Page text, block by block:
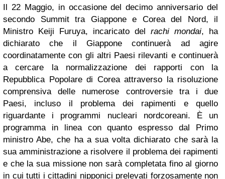
Il 22 Maggio, in occasione del decimo anniversario del
secondo Summit tra Giappone e Corea del Nord, il
Ministro Keiji Furuya, incaricato del rachi mondai, ha
dichiarato che il Giappone continuerà ad agire
coordinatamente con gli altri Paesi rilevanti e continuerà
a cercare la normalizzazione dei rapporti con la
Repubblica Popolare di Corea attraverso la risoluzione
comprensiva delle numerose controversie tra i due
Paesi, incluso il problema dei rapimenti e quello
riguardante i programmi nucleari nordcoreani. È un
programma in linea con quanto espresso dal Primo
ministro Abe, che ha a sua volta dichiarato che sarà la
sua amministrazione a risolvere il problema dei rapimenti
e che la sua missione non sarà completata fino al giorno
in cui tutti i cittadini nipponici prelevati forzosamente non